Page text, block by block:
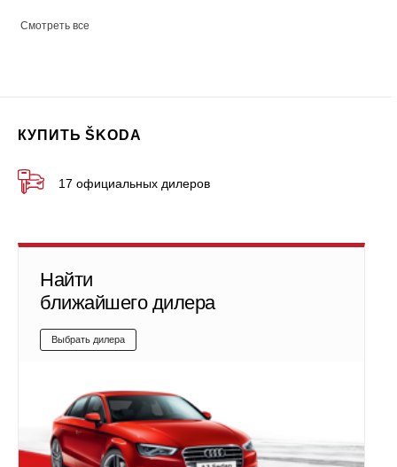
Смотреть все
КУПИТЬ ŠKODA
17 официальных дилеров
Найти
ближайшего дилера
Выбрать дилера